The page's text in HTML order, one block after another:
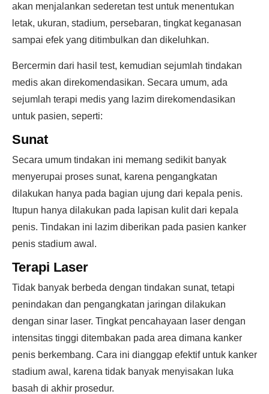
akan menjalankan sederetan test untuk menentukan
letak, ukuran, stadium, persebaran, tingkat keganasan
sampai efek yang ditimbulkan dan dikeluhkan.
Bercermin dari hasil test, kemudian sejumlah tindakan
medis akan direkomendasikan. Secara umum, ada
sejumlah terapi medis yang lazim direkomendasikan
untuk pasien, seperti:
Sunat
Secara umum tindakan ini memang sedikit banyak
menyerupai proses sunat, karena pengangkatan
dilakukan hanya pada bagian ujung dari kepala penis.
Itupun hanya dilakukan pada lapisan kulit dari kepala
penis. Tindakan ini lazim diberikan pada pasien kanker
penis stadium awal.
Terapi Laser
Tidak banyak berbeda dengan tindakan sunat, tetapi
penindakan dan pengangkatan jaringan dilakukan
dengan sinar laser. Tingkat pencahayaan laser dengan
intensitas tinggi ditembakan pada area dimana kanker
penis berkembang. Cara ini dianggap efektif untuk kanker
stadium awal, karena tidak banyak menyisakan luka
basah di akhir prosedur.